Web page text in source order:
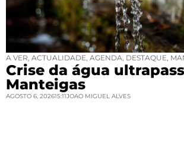
A VER, ACTUALIDADE, AGENDA, DESTAQUE,
Crise da água
Manteigas
AGOSTO 6, 202615:11JOAO MIGUEL ALVES